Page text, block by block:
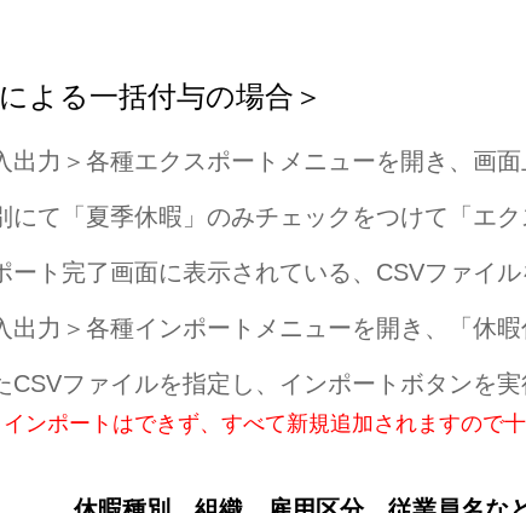
よる一括付与の場合＞
力＞各種エクスポートメニューを開き、画
て「夏季休暇」のみチェックをつけて「エ
ト完了画面に表示されている、CSVファイル
力＞各種インポートメニューを開き、「休暇
ファイルを指定し、インポートボタンを実
ンポートはできず、すべて新規追加されますので